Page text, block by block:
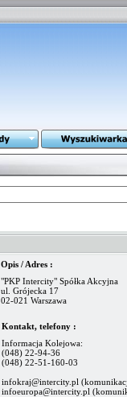
Opis / Adres :
"PKP Intercity" Spółka Akcyjna
ul. Grójecka 17
02-021 Warszawa
Kontakt, telefony :
Informacja Kolejowa:
(048) 22-94-36
(048) 22-51-160-03
infokraj@intercity.pl
infoeuropa@intercity.pl